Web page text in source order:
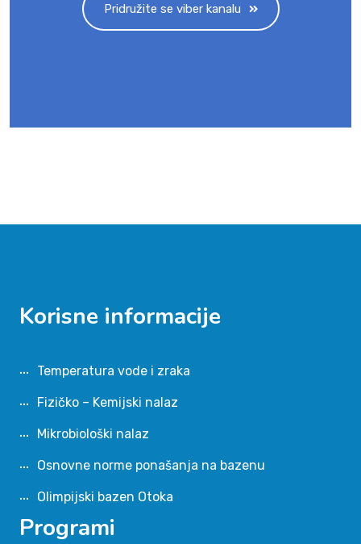
Pridružite se viber kanalu
Korisne informacije
Temperatura vode i zraka
Fizičko – Kemijski nalaz
Mikrobiološki nalaz
Osnovne norme ponašanja na bazenu
Olimpijski bazen Otoka
Programi